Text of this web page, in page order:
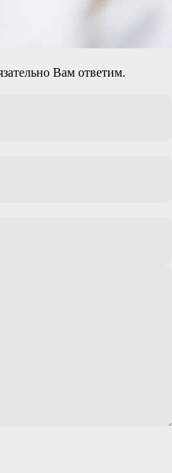
Вам ответим.